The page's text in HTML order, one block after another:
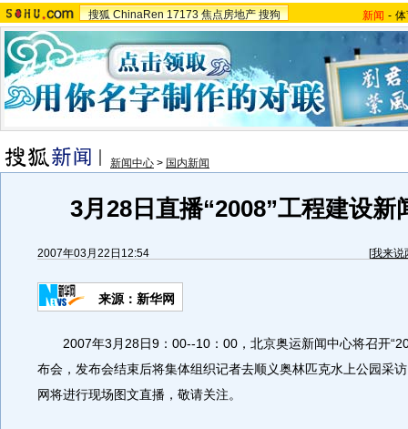
搜狐 ChinaRen 17173 焦点房地产 搜狗 新闻 -
新闻中心 > 国内新闻
3月28日直播“2008”工程建设新
2007年03月22日12:54 [我来说
来源：新华网
2007年3月28日9：00--10：00，北京奥运新闻中心将召开
布会，发布会结束后将集体组织记者去顺义奥林匹克水上公园采
网将进行现场图文直播，敬请关注。